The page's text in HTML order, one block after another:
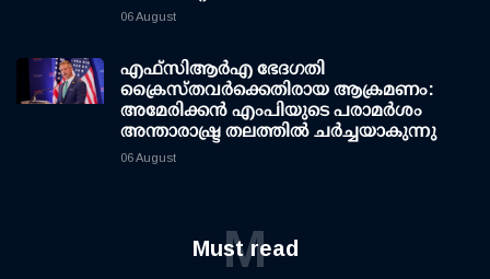
06 August
എഫ്‌സി‌ആര്‍‌എ ഭേദഗതി
ക്രൈസ്തവർക്കെതിരായ ആക്രമണം:
അമേരിക്കൻ എംപിയുടെ പരാമർശം
അന്താരാഷ്ട്ര തലത്തിൽ ചർച്ചയാകുന്നു
06 August
Must read
M